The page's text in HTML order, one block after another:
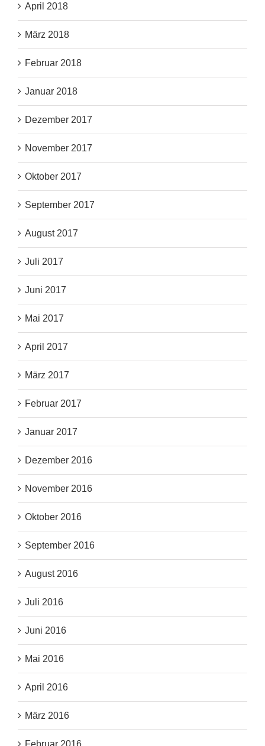
April 2018
März 2018
Februar 2018
Januar 2018
Dezember 2017
November 2017
Oktober 2017
September 2017
August 2017
Juli 2017
Juni 2017
Mai 2017
April 2017
März 2017
Februar 2017
Januar 2017
Dezember 2016
November 2016
Oktober 2016
September 2016
August 2016
Juli 2016
Juni 2016
Mai 2016
April 2016
März 2016
Februar 2016